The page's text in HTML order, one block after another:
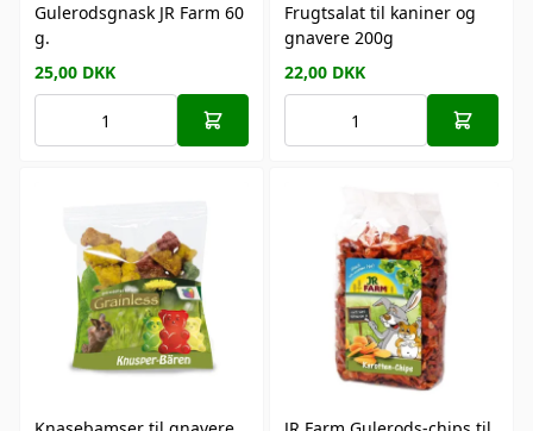
Gulerodsgnask JR Farm 60
g.
25,00 DKK
Frugtsalat til kaniner og
gnavere 200g
22,00 DKK